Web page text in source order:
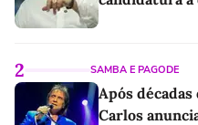
2 SAMBA E PAGODE
Após
Carlos